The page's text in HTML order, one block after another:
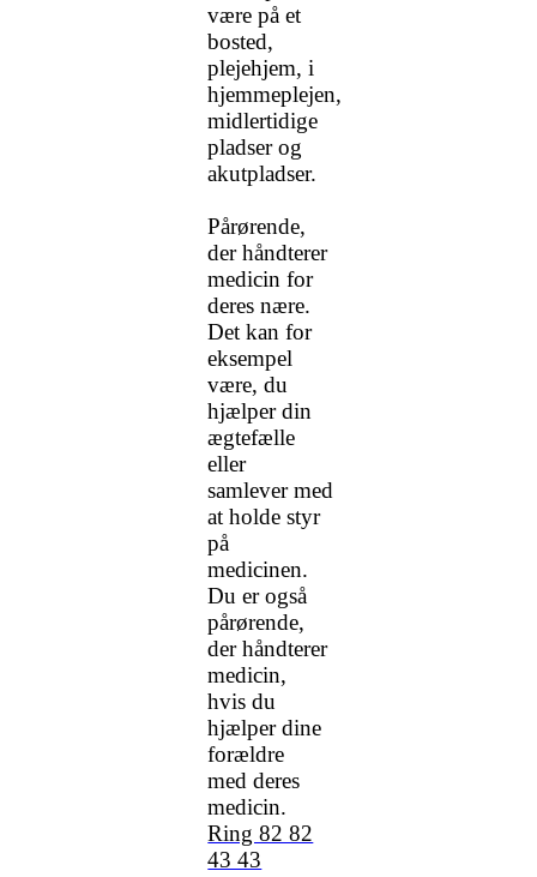
være på et
bosted,
plejehjem, i
hjemmeplejen,
midlertidige
pladser og
akutpladser.
Pårørende,
der håndterer
medicin for
deres nære.
Det kan for
eksempel
være, du
hjælper din
ægtefælle
eller
samlevermed
at holde styr
på
medicinen.
Du er også
pårørende,
der håndterer
medicin,
hvis du
hjælper dine
forældre
med deres
medicin.
Ring 82 82
43 43